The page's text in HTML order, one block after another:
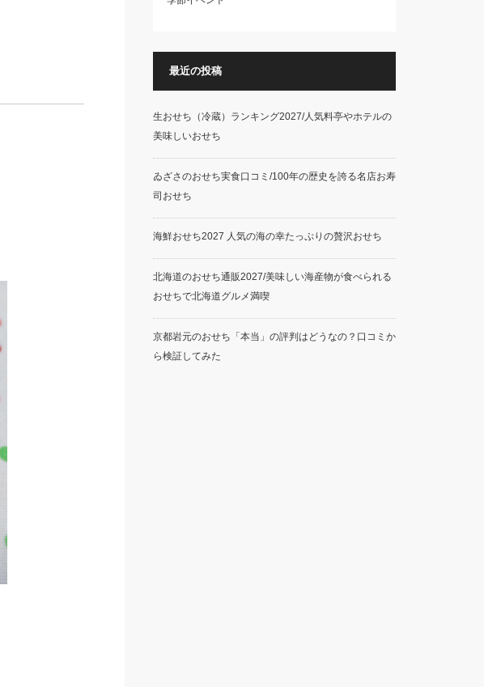
最近の投稿
生おせち（冷蔵）ランキング2027/人気料亭やホテルの
美味しいおせち
ゐざさのおせち実食口コミ/100年の歴史を誇る名店お寿
司おせち
海鮮おせち2027 人気の海の幸たっぷりの贅沢おせち
北海道のおせち通販2027/美味しい海産物が食べられる
おせちで北海道グルメ満喫
京都岩元のおせち「本当」の評判はどうなの？口コミか
ら検証してみた